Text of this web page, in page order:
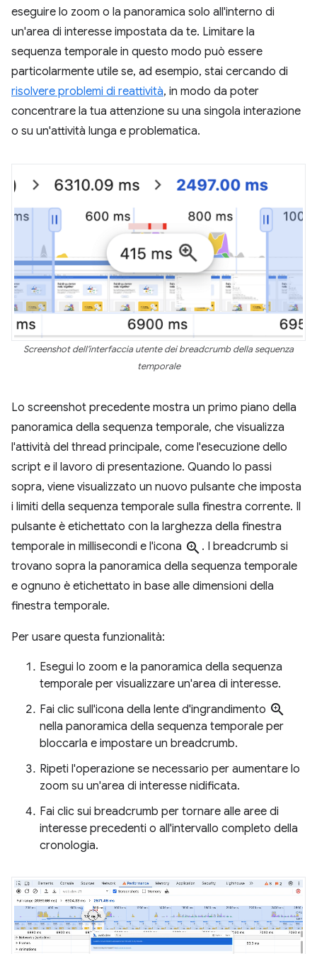
eseguire lo zoom o la panoramica solo all'interno di
un'area di interesse impostata da te. Limitare la
sequenza temporale in questo modo può essere
particolarmente utile se, ad esempio, stai cercando di
risolvere problemi di reattività, in modo da poter
concentrare la tua attenzione su una singola interazione
o su un'attività lunga e problematica.
Screenshot dell'interfaccia utente dei breadcrumb della sequenza
temporale
Lo screenshot precedente mostra un primo piano della
panoramica della sequenza temporale, che visualizza
l'attività del thread principale, come l'esecuzione dello
script e il lavoro di presentazione. Quando lo passi
sopra, viene visualizzato un nuovo pulsante che imposta
i limiti della sequenza temporale sulla finestra corrente. Il
pulsante è etichettato con la larghezza della finestra
temporale in millisecondi e l'icona zoom_in . I breadcrumb si
trovano sopra la panoramica della sequenza temporale
e ognuno è etichettato in base alle dimensioni della
finestra temporale.
Per usare questa funzionalità:
Esegui lo zoom e la panoramica della sequenza
temporale per visualizzare un'area di interesse.
Fai clic sull'icona della lente d'ingrandimento zoom_in
nella panoramica della sequenza temporale per
bloccarla e impostare un breadcrumb.
Ripeti l'operazione se necessario per aumentare lo
zoom su un'area di interesse nidificata.
Fai clic sui breadcrumb per tornare alle aree di
interesse precedenti o all'intervallo completo della
cronologia.